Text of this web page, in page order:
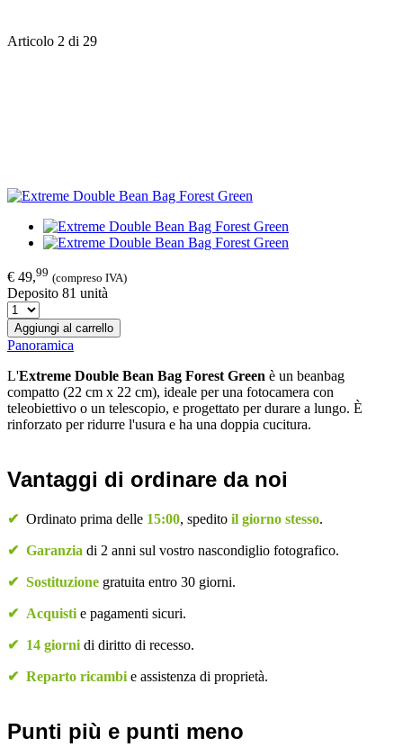
Articolo 2 di 29
€ 49,99 (compreso IVA)
Deposito 81 unità
Aggiungi al carrello
Panoramica
L'Extreme Double Bean Bag Forest Green è un beanbag
compatto (22 cm x 22 cm), ideale per una fotocamera con
teleobiettivo o un telescopio, e progettato per durare a lungo. È
rinforzato per ridurre l'usura e ha una doppia cucitura.
Vantaggi di ordinare da noi
✔ Ordinato prima delle 15:00, spedito il giorno stesso.
✔ Garanzia di 2 anni sul vostro nascondiglio fotografico.
✔ Sostituzione gratuita entro 30 giorni.
✔ Acquisti e pagamenti sicuri.
✔ 14 giorni di diritto di recesso.
✔ Reparto ricambi e assistenza di proprietà.
Punti più e punti meno